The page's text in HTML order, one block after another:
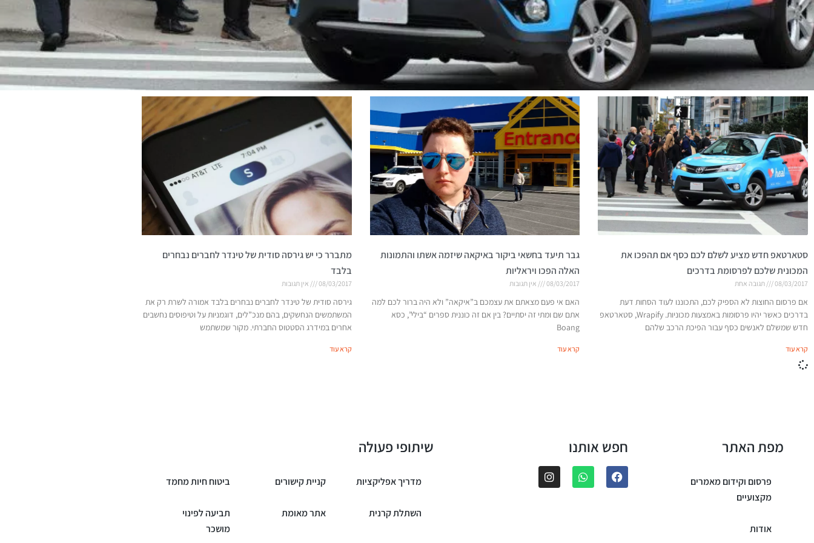
סטארטאפ חדש מציע לשלם לכם כסף אם תהפכו את
המכונית שלכם לפרסומת בדרכים
08/03/2017 תגובה אחת
אם פרסום החוצות לא הספיק לכם, התכוננו לעוד הסחות דעת
בדרכים כאשר יהיו פרסומות באמצעות מכוניות. Wrapify, סטארטאפ
חדש שמשלם לאנשים כסף עבור הפיכת הרכב שלהם
קרא עוד
גבר תיעד בחשאי ביקור באיקאה שיזמה אשתו והתמונות
האלה הפכו ויראליות
08/03/2017 אין תגובות
האם אי פעם מצאתם את עצמכם ב”איקאה” ולא היה ברור לכם למה
אתם שם ומתי זה יסתיים? בין אם זה כוננית ספרים “בילי”, כסא
Boang
קרא עוד
מתברר כי יש גירסה סודית של טינדר לחברים נבחרים
בלבד
08/03/2017 אין תגובות
גירסה סודית של טינדר לחברים נבחרים בלבד אמורה לשרת רק את
המשתמשים הנחשקים, בהם מנכ”לים, דוגמניות על וטיפוסים נחשבים
אחרים במידרג הסטטוס החברתי. מקור שמשתמש
קרא עוד
מפת האתר
פרסום וקידום מאמרים
מקצועיים
אודות
חפש אותנו שיתופי פעולה
מדריך אפליקציות קניית קישורים ביטוח חיות מחמד
השתלת קרנית אתר מאומת
תביעה לפינוי
מושכר